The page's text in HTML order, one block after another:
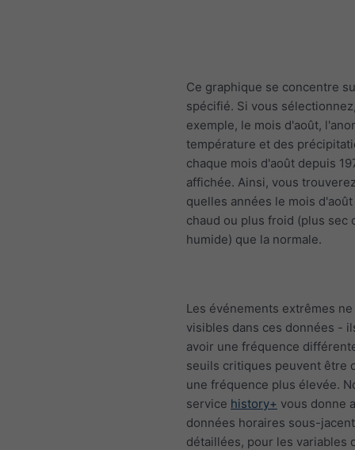
Ce graphique se concentre
spécifié. Si vous
exemple, le mois d'août,
température et des
chaque mois d'août depuis
affichée. Ainsi, vous
quelles années le mois
chaud ou plus froid (plus sec
humide) que la normale.
Les événements extrêmes
visibles dans ces données -
avoir une fréquence
seuils critiques peuvent être
une fréquence plus élevée.
service history+ vous donne
données horaires sous-
détaillées, pour les variables